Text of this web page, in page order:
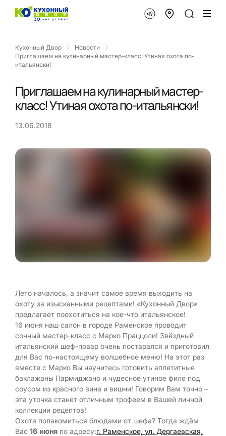
Кухонный Двор
Новости
Приглашаем на кулинарный мастер-класс! Утиная охота по-
итальянски!
Приглашаем на кулинарный мастер-
класс! Утиная охота по-итальянски!
13.06.2018
Лето началось, а значит самое время выходить на
охоту за изысканными рецептами! «Кухонный Двор»
предлагает поохотиться на кое-что итальянское!
16 июня наш салон в городе Раменское проводит
сочный мастер-класс с Марко Праццоли! Звёздный
итальянский шеф-повар очень постарался и приготовил
для Вас по-настоящему волшебное меню! На этот раз
вместе с Марко Вы научитесь готовить аппетитные
баклажаны Пармиджано и чудесное утиное филе под
соусом из красного вина и вишни! Говорим Вам точно –
эта уточка станет отличным трофеем в Вашей личной
коллекции рецептов!
Охота полакомиться блюдами от шефа? Тогда ждём
Вас 16 июня по адресу:г. Раменское, ул. Дергаевская,